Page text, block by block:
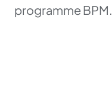
programme BPM.